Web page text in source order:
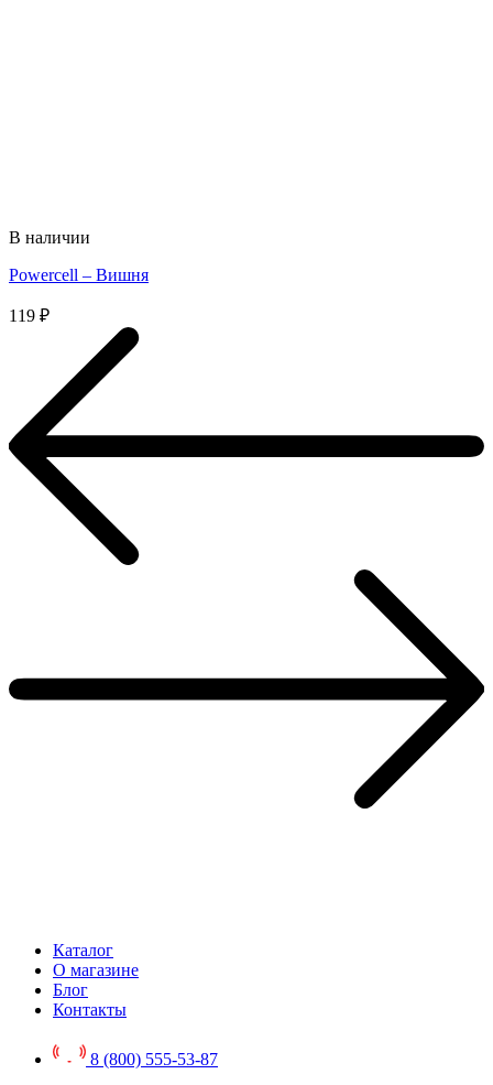
В наличии
Powercell – Вишня
119 ₽
Каталог
О магазине
Блог
Контакты
8 (800) 555-53-87